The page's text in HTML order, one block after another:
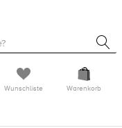
Wunschliste Warenkorb